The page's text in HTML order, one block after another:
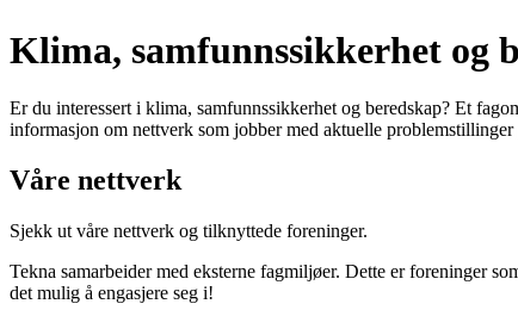
Klima, samfunnssikkerhet og
Er du interessert i klima, samfunnssikkerhet og beredskap? Et
informasjon om nettverk som jobber med aktuelle
Våre nettverk
Sjekk ut våre nettverk og tilknyttede foreninger.
Tekna samarbeider med eksterne fagmiljøer. Dette er foreninger
det mulig å engasjere seg i!